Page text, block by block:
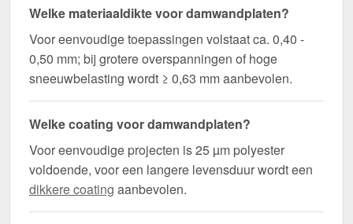
Welke materiaaldikte voor damwandplaten?
Voor eenvoudige toepassingen volstaat ca. 0,40 -
0,50 mm; bij grotere overspanningen of hoge
sneeuwbelasting wordt ≥ 0,63 mm aanbevolen.
Welke coating voor damwandplaten?
Voor eenvoudige projecten is 25 µm polyester
voldoende, voor een langere levensduur wordt een
dikkere coating aanbevolen.